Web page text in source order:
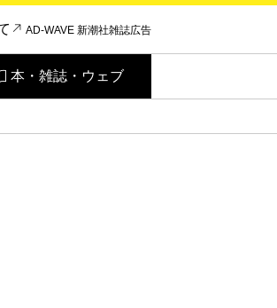
AD-WAVE 新潮社雑誌広告
本・雑誌・ウェブ